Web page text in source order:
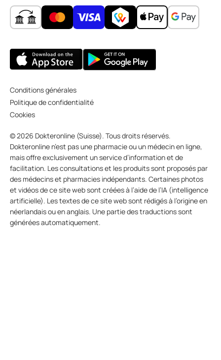
Conditions générales
Politique de confidentialité
Cookies
© 2026 Dokteronline (Suisse). Tous droits réservés.
Dokteronline n’est pas une pharmacie ou un médecin en ligne,
mais offre exclusivement un service d’information et de
facilitation. Les consultations et les produits sont proposés par
des médecins et pharmacies indépendants. Certaines photos
et vidéos de ce site web sont créées à l’aide de l’IA (intelligence
artificielle). Les textes de ce site web sont rédigés à l’origine en
néerlandais ou en anglais. Une partie des traductions sont
générées automatiquement.